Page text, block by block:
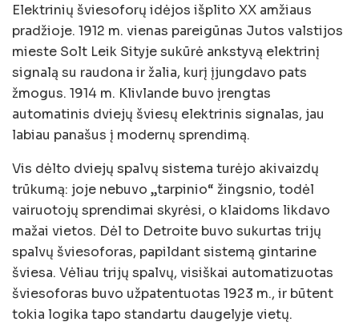
Elektrinių šviesoforų idėjos išplito XX amžiaus
pradžioje. 1912 m. vienas pareigūnas Jutos valstijos
mieste Solt Leik Sityje sukūrė ankstyvą elektrinį
signalą su raudona ir žalia, kurį įjungdavo pats
žmogus. 1914 m. Klivlande buvo įrengtas
automatinis dviejų šviesų elektrinis signalas, jau
labiau panašus į modernų sprendimą.
Vis dėlto dviejų spalvų sistema turėjo akivaizdų
trūkumą: joje nebuvo „tarpinio“ žingsnio, todėl
vairuotojų sprendimai skyrėsi, o klaidoms likdavo
mažai vietos. Dėl to Detroite buvo sukurtas trijų
spalvų šviesoforas, papildant sistemą gintarine
šviesa. Vėliau trijų spalvų, visiškai automatizuotas
šviesoforas buvo užpatentuotas 1923 m., ir būtent
tokia logika tapo standartu daugelyje vietų.